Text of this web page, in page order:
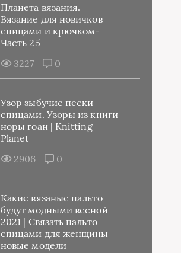
Планета вязания.
Вязание для новичков
спицами и крючком-
Часть 25
3227
0
Узор зыбучие пески
спицами. Узоры из книги
норы гоан | Knitting
Planet
2906
0
Какие вязаные пальто
будут модными весной
2021 | Связать пальто
спицами для женщины
новые модели